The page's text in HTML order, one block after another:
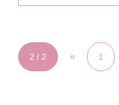
2 / 2 « 1